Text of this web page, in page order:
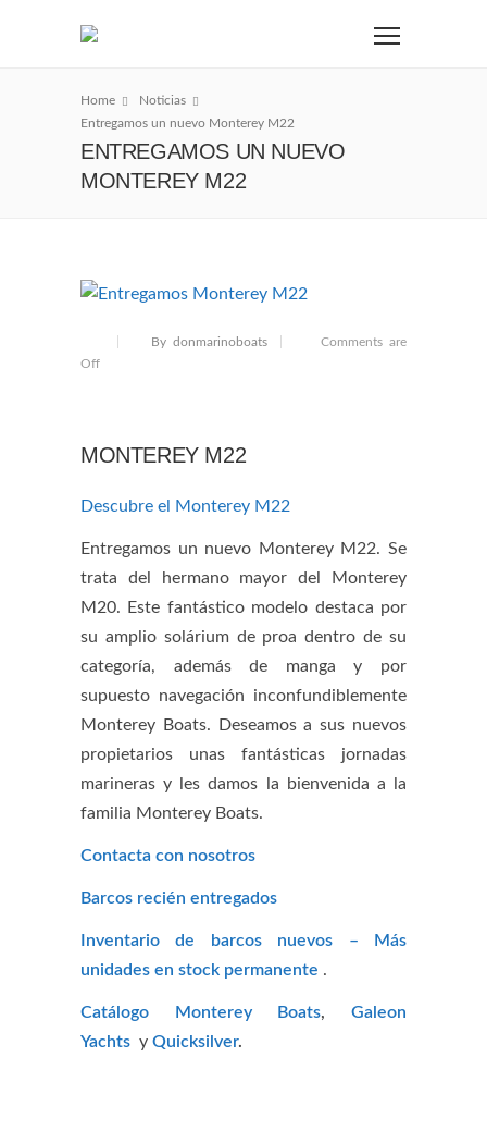
Home
Noticias
Entregamos un nuevo Monterey M22
ENTREGAMOS UN NUEVO
MONTEREY M22
By donmarinoboats
Comments are
Off
MONTEREY M22
Descubre el Monterey M22
Entregamos un nuevo Monterey M22. Se
trata del hermano mayor del Monterey
M20. Este fantástico modelo destaca por
su amplio solárium de proa dentro de su
categoría, además de manga y por
supuesto navegación inconfundiblemente
Monterey Boats. Deseamos a sus nuevos
propietarios unas fantásticas jornadas
marineras y les damos la bienvenida a la
familia Monterey Boats.
Contacta con nosotros
Barcos recién entregados
Inventario de barcos nuevos – Más
unidades en stock permanente .
Catálogo Monterey Boats,Galeon
Yachts y Quicksilver.